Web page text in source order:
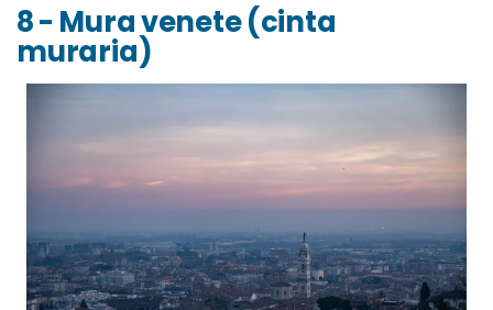
8 - Mura venete (cinta
muraria)